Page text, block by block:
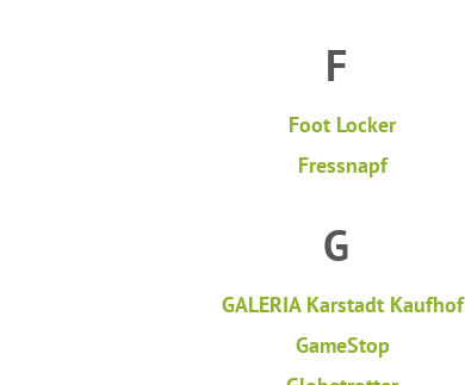
F
Foot Locker
Fressnapf
G
GALERIA Karstadt Kaufhof
GameStop